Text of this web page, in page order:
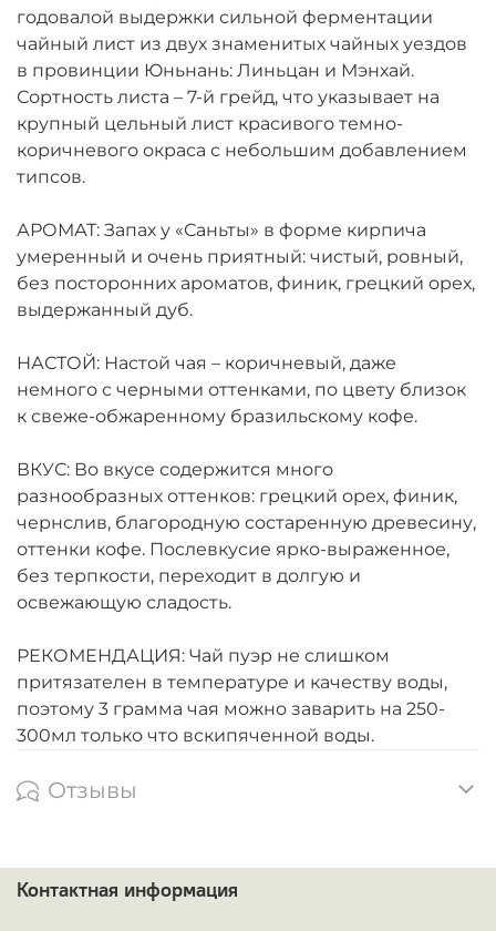
годовалой выдержки сильной ферментации
чайный лист из двух знаменитых чайных уездов
в провинции Юньнань: Линьцан и Мэнхай.
Сортность листа – 7-й грейд, что указывает на
крупный цельный лист красивого темно-
коричневого окраса с небольшим добавлением
типсов.
АРОМАТ: Запах у «Саньты» в форме кирпича
умеренный и очень приятный: чистый, ровный,
без посторонних ароматов, финик, грецкий орех,
выдержанный дуб.
НАСТОЙ: Настой чая – коричневый, даже
немного с черными оттенками, по цвету близок
к свеже-обжаренному бразильскому кофе.
ВКУС: Во вкусе содержится много
разнообразных оттенков: грецкий орех, финик,
чернслив, благородную состаренную древесину,
оттенки кофе. Послевкусие ярко-выраженное,
без терпкости, переходит в долгую и
освежающую сладость.
РЕКОМЕНДАЦИЯ: Чай пуэр не слишком
притязателен в температуре и качеству воды,
поэтому 3 грамма чая можно заварить на 250-
300мл только что вскипяченной воды.
Отзывы
Контактная информация